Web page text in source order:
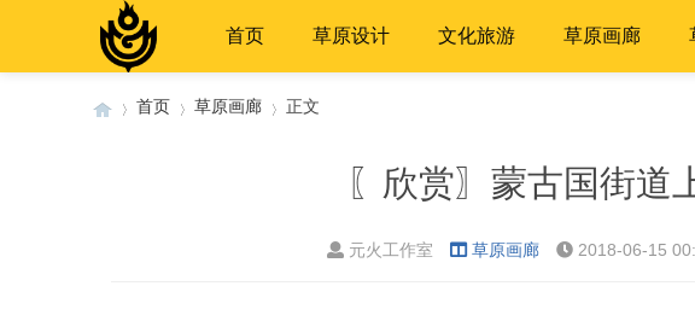
首页 草原设计 文化旅游 草原画廊
首页 草原画廊 正文
〖欣赏〗蒙古国街道
元火工作室 草原画廊 2018-06-15